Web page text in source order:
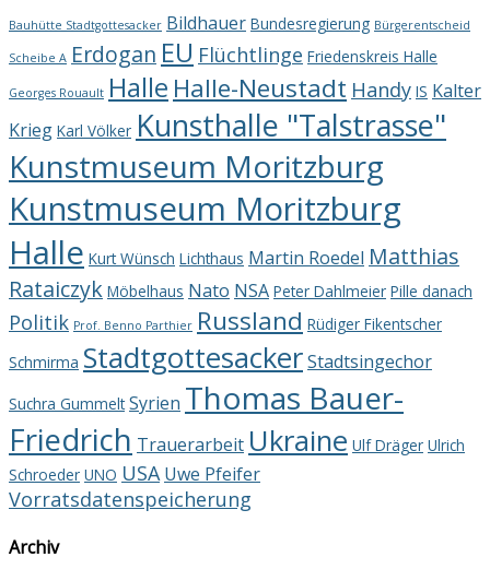
Bauhütte Stadtgottesacker Bildhauer Bundesregierung Bürgerentscheid
Scheibe A Erdogan EU Flüchtlinge Friedenskreis Halle
Georges Rouault Halle Halle-Neustadt Handy IS Kalter
Krieg Karl Völker Kunsthalle "Talstrasse"
Kunstmuseum Moritzburg
Kunstmuseum Moritzburg
Halle Kurt Wünsch Lichthaus Martin Roedel Matthias
Rataiczyk Möbelhaus Nato NSA Peter Dahlmeier Pille danach
Politik Prof. Benno Parthier Russland Rüdiger Fikentscher
Schmirma StadtgottesackerStadtsingechor
Suchra Gummelt Syrien Thomas Bauer-
Friedrich Trauerarbeit Ukraine Ulf Dräger Ulrich
Schroeder UNO USA Uwe Pfeifer
Vorratsdatenspeicherung
Archiv